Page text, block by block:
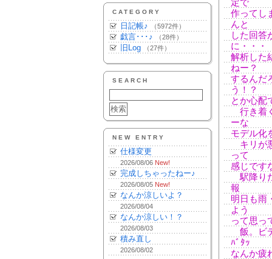
CATEGORY
日記帳♪ （5972件）
戯言･･･♪ （28件）
旧Log （27件）
SEARCH
NEW ENTRY
仕様変更
2026/08/06 New!
完成しちゃったねー♪
2026/08/05 New!
なんか涼しいよ？
2026/08/04
なんか涼しい！？
2026/08/03
積み直し
2026/08/02
定で
作ってし
んと
した回答
に・・・
解析した
ねー？
するんだ
う！？
とか心配
行き着
ーな
モデル化
キリが
って
感じです
駅降り
報
明日も雨
よう
って思っ
飯。ビ
ﾊﾞﾀｯ
なんか疲